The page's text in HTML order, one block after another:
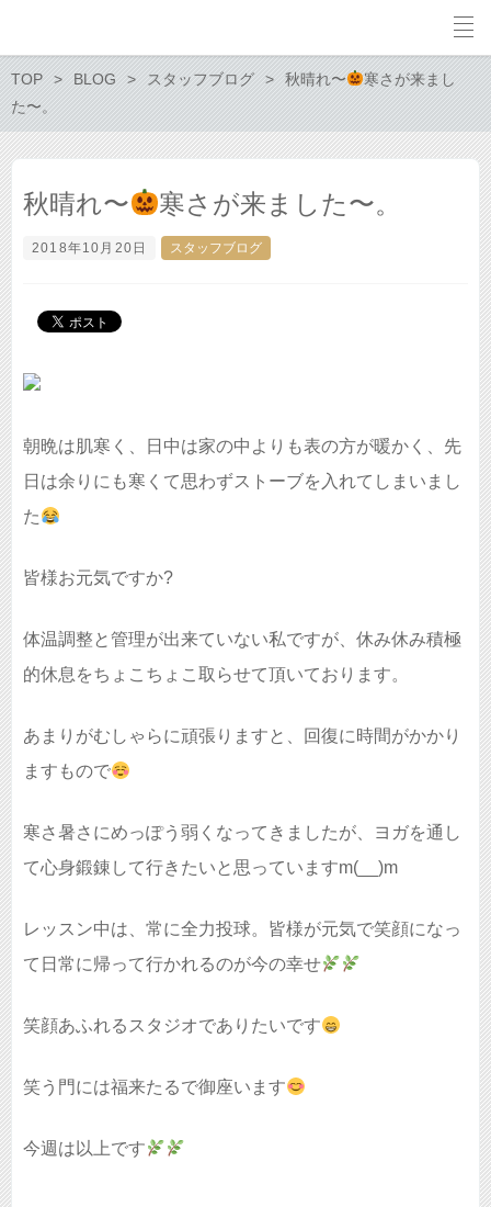
TOP BLOG スタッフブログ 秋晴れ〜
寒さが来まし
た〜。
秋晴れ〜 寒さが来ました〜。
2018年10月20日 スタッフブログ
朝晩は肌寒く、日中は家の中よりも表の方が暖かく、先
日は余りにも寒くて思わずストーブを入れてしまいまし
た
皆様お元気ですか?
体温調整と管理が出来ていない私ですが、休み休み積極
的休息をちょこちょこ取らせて頂いております。
あまりがむしゃらに頑張りますと、回復に時間がかかり
ますもので
寒さ暑さにめっぽう弱くなってきましたが、ヨガを通し
て心身鍛錬して行きたいと思っていますm(__)m
レッスン中は、常に全力投球。皆様が元気で笑顔になっ
て日常に帰って行かれるのが今の幸せ
笑顔あふれるスタジオでありたいです
笑う門には福来たるで御座います
今週は以上です